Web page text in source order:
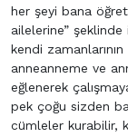
her şeyi bana
ailelerine”
kendi
anneanneme ve
eğlenerek
pek çoğu sizden
cümleler kurabilir,